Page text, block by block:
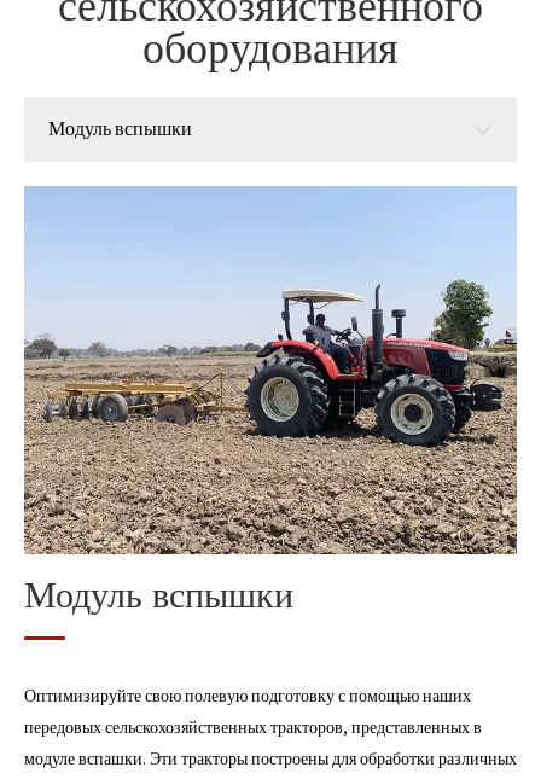
оборудования
Модуль вспышки
Модуль вспышки
Модуль урожая
Модуль обработки зерна после сбора
Соломенная обработка модуля
Модуль вспышки
Оптимизируйте свою полевую подготовку с помощью наших
передовых сельскохозяйственных тракторов, представленных в
модуле вспашки. Эти тракторы построены для обработки различных